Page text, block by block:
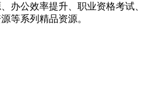
办公效率提升、职业资格考试、
等系列精品资源。